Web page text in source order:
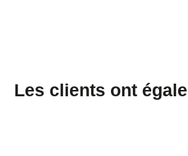
Les clients ont